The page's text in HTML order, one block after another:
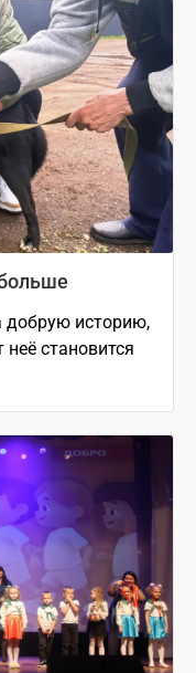
добрую историю,
становится